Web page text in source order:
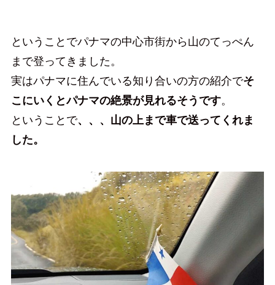
ということでパナマの中心市街から山のてっぺん
まで登ってきました。
実はパナマに住んでいる知り合いの方の紹介でそ
こにいくとパナマの絶景が見れるそうです。
ということで、、、山の上まで車で送ってくれま
した。